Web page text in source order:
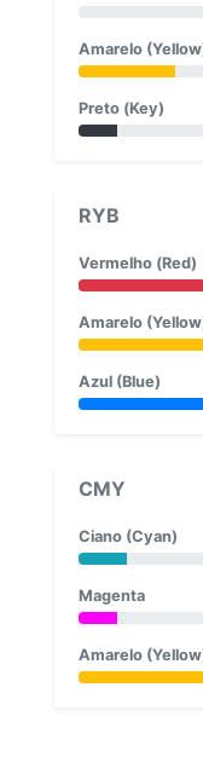
Amarelo
Preto (Key)
RYB
Vermelho (Red)
Amarelo
Azul (Blue)
CMY
Ciano (Cyan)
Magenta
Amarelo